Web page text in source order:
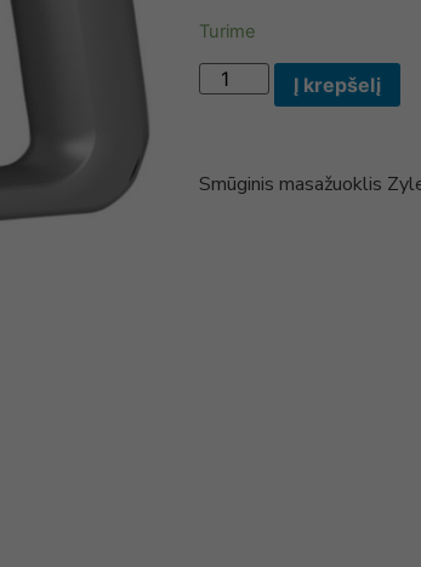
Turime
Į krepšelį
Smūginis masažuoklis